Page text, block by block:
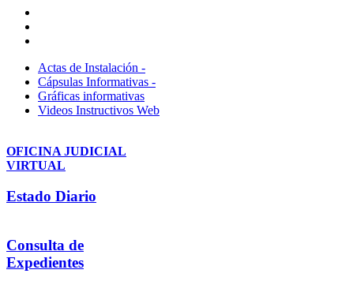
Actas de Instalación -
Cápsulas Informativas -
Gráficas informativas
Videos Instructivos Web
OFICINA JUDICIAL
VIRTUAL
Estado Diario
Consulta de
Expedientes